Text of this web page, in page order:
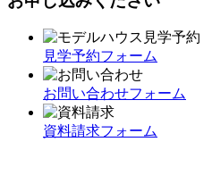
見学予約フォーム
お問い合わせフォーム
資料請求フォーム